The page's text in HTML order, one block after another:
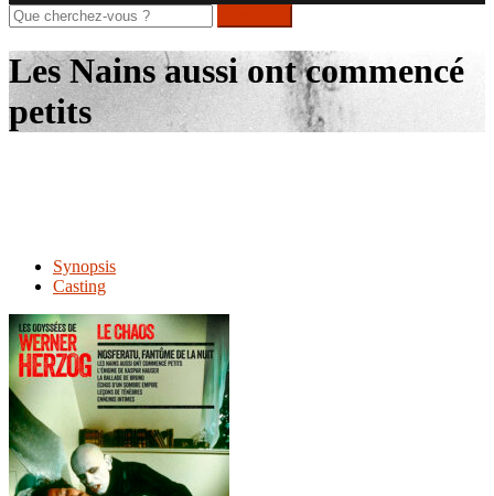
Rechercher
sur
le
site
Les Nains aussi ont commencé
petits
Synopsis
Casting